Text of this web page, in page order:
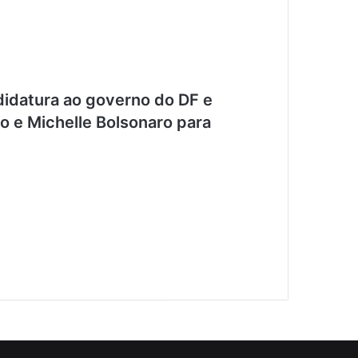
ao governo do DF e
e Michelle Bolsonaro para